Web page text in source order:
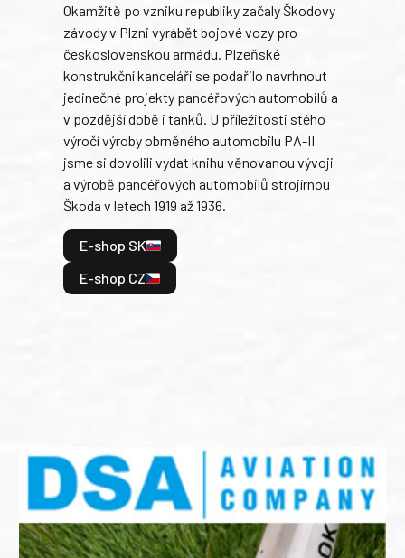
Okamžitě po vzniku republiky začaly Škodovy
závody v Plzni vyrábět bojové vozy pro
československou armádu. Plzeňské
konstrukční kanceláři se podařilo navrhnout
jedinečné projekty pancéřových automobilů a
v pozdější době i tanků. U příležitosti stého
výročí výroby obrněného automobilu PA-II
jsme si dovolili vydat knihu věnovanou vývoji
a výrobě pancéřových automobilů strojírnou
Škoda v letech 1919 až 1936.
E-shop SK
E-shop CZ